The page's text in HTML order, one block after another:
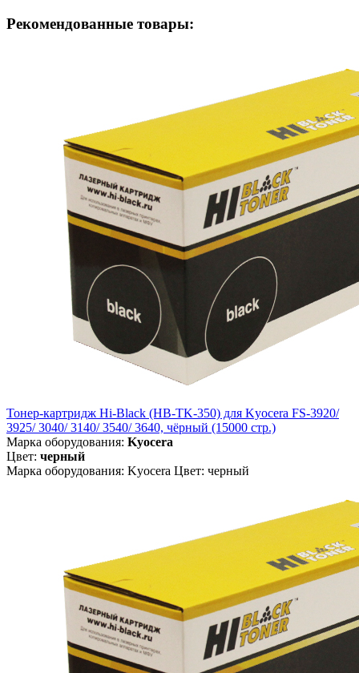
Рекомендованные товары:
Тонер-картридж Hi-Black (HB-TK-350) для Kyocera FS-3920/
3925/ 3040/ 3140/ 3540/ 3640, чёрный (15000 стр.)
Марка оборудования: Kyocera
Цвет: черный
Марка оборудования: Kyocera Цвет: черный